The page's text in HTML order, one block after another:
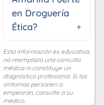
en Droguería
Ética?
Esta información es educativa,
no reemplaza una consulta
médica ni constituye un
diagnóstico profesional. Si los
síntomas persisten o
empeoran, consulte a su
médico.